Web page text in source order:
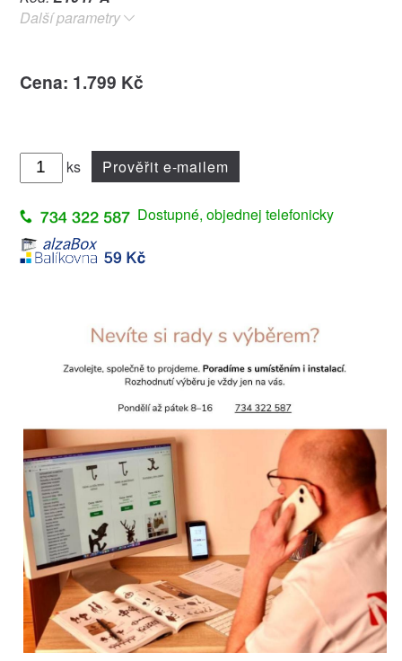
Další parametry
Cena: 1.799 Kč
ks Prověřit e-mailem
Dostupné, objednej telefonicky